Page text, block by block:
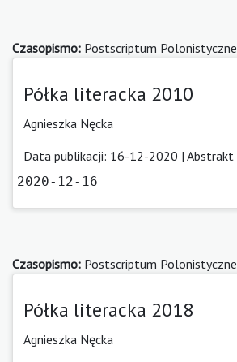
Czasopismo: Postscriptum Polonistyczne
Półka literacka 2010
Agnieszka Nęcka
Data publikacji: 16-12-2020 | Abstrakt
2020-12-16
Czasopismo: Postscriptum Polonistyczne
Półka literacka 2018
Agnieszka Nęcka